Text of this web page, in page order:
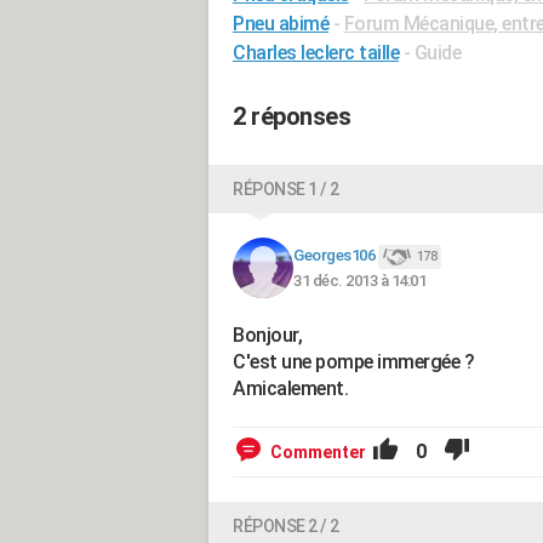
Pneu abimé - Forum Mécanique,
Charles leclerc taille - Guide
2 réponses
RÉPONSE 1 / 2
Georges106 178
31 déc. 2013 à 14:01
Bonjour,
C'est une pompe immergée ?
Amicalement.
Commenter 0
RÉPONSE 2 / 2